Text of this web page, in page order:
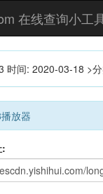
在线查询小工
时间: 2020-03-18 >
放器